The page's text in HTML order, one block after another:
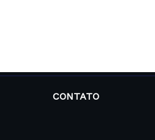
CONTATO